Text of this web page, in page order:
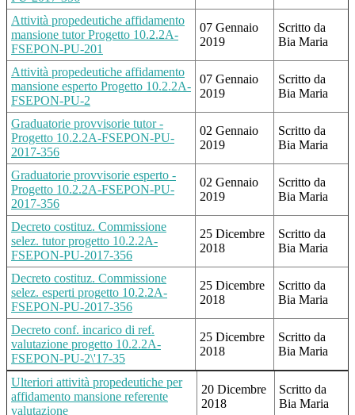
Attività propedeutiche affidamento
mansione tutor Progetto 10.2.2A-
FSEPON-PU-201
07 Gennaio
2019
Scritto da
Bia Maria
Attività propedeutiche affidamento
mansione esperto Progetto 10.2.2A-
FSEPON-PU-2
07 Gennaio
2019
Scritto da
Bia Maria
Graduatorie provvisorie tutor -
Progetto 10.2.2A-FSEPON-PU-
2017-356
02 Gennaio
2019
Scritto da
Bia Maria
Graduatorie provvisorie esperto -
Progetto 10.2.2A-FSEPON-PU-
2017-356
02 Gennaio
2019
Scritto da
Bia Maria
Decreto costituz. Commissione
selez. tutor progetto 10.2.2A-
FSEPON-PU-2017-356
25 Dicembre
2018
Scritto da
Bia Maria
Decreto costituz. Commissione
selez. esperti progetto 10.2.2A-
FSEPON-PU-2017-356
25 Dicembre
2018
Scritto da
Bia Maria
Decreto conf. incarico di ref.
valutazione progetto 10.2.2A-
FSEPON-PU-2\'17-35
25 Dicembre
2018
Scritto da
Bia Maria
Ulteriori attività propedeutiche per
affidamento mansione referente
valutazione
20 Dicembre
2018
Scritto da
Bia Maria